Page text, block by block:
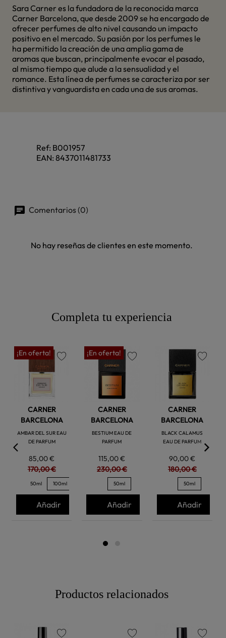
Sara Carner es la fundadora de la reconocida marca
Carner Barcelona, que desde 2009 se ha encargado de
ofrecer perfumes de alto nivel causando un impacto
positivo en el mercado. Su pasión por los perfumes le
ha permitido la creación de una amplia gama de
aromas que buscan, principalmente evocar el pasado,
al mismo tiempo que alude a la sensualidad y el
romance. Esta línea de perfumes se caracteriza por ser
distintiva y vanguardista en cada una de sus aromas.
Ref: B001957
EAN: 8437011481733
Comentarios (0)
No hay reseñas de clientes en este momento.
Completa tu experiencia
¡En oferta!
CARNER
BARCELONA
AMBAR DEL SUR EAU
DE PARFUM
85,00 €
170,00 €
50ml 100ml
Añadir
¡En oferta!
CARNER
BARCELONA
BESTIUM EAU DE
PARFUM
115,00 €
230,00 €
50ml
Añadir
CARNER
BARCELONA
BLACK CALAMUS
EAU DE PARFUM
90,00 €
180,00 €
50ml
Añadir
Productos relacionados